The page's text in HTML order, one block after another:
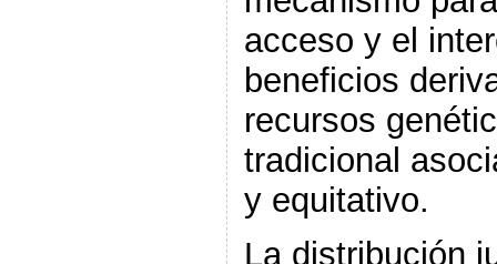
acceso y el
beneficios
recursos
tradicional
y equitativo.
La distribución